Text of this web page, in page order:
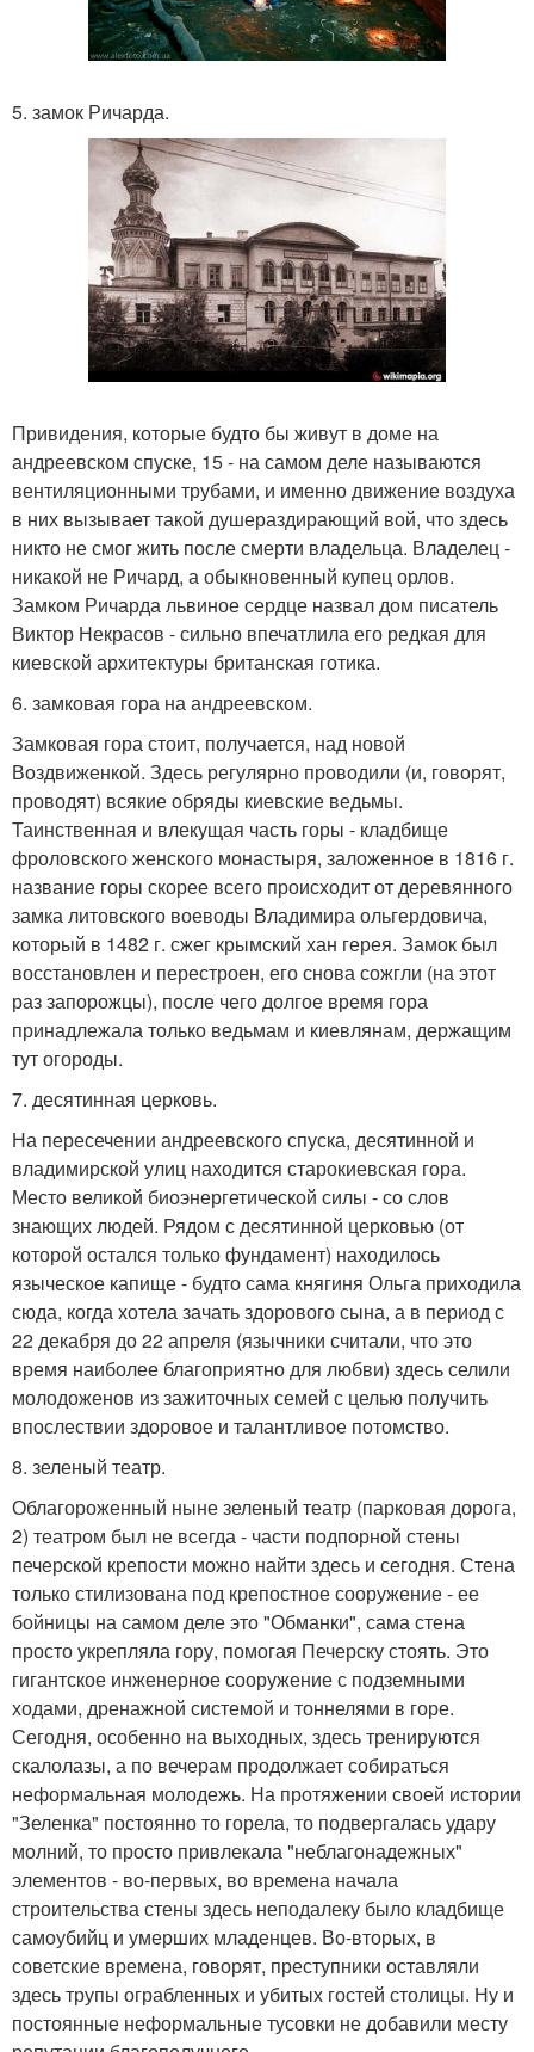
5. замок Ричарда.
Привидения, которые будто бы живут в доме на
андреевском спуске, 15 - на самом деле называются
вентиляционными трубами, и именно движение воздуха
в них вызывает такой душераздирающий вой, что здесь
никто не смог жить после смерти владельца. Владелец -
никакой не Ричард, а обыкновенный купец орлов.
Замком Ричарда львиное сердце назвал дом писатель
Виктор Некрасов - сильно впечатлила его редкая для
киевской архитектуры британская готика.
6. замковая гора на андреевском.
Замковая гора стоит, получается, над новой
Воздвиженкой. Здесь регулярно проводили (и, говорят,
проводят) всякие обряды киевские ведьмы.
Таинственная и влекущая часть горы - кладбище
фроловского женского монастыря, заложенное в 1816 г.
название горы скорее всего происходит от деревянного
замка литовского воеводы Владимира ольгердовича,
который в 1482 г. сжег крымский хан герея. Замок был
восстановлен и перестроен, его снова сожгли (на этот
раз запорожцы), после чего долгое время гора
принадлежала только ведьмам и киевлянам, держащим
тут огороды.
7. десятинная церковь.
На пересечении андреевского спуска, десятинной и
владимирской улиц находится старокиевская гора.
Место великой биоэнергетической силы - со слов
знающих людей. Рядом с десятинной церковью (от
которой остался только фундамент) находилось
языческое капище - будто сама княгиня Ольга приходила
сюда, когда хотела зачать здорового сына, а в период с
22 декабря до 22 апреля (язычники считали, что это
время наиболее благоприятно для любви) здесь селили
молодоженов из зажиточных семей с целью получить
впослествии здоровое и талантливое потомство.
8. зеленый театр.
Облагороженный ныне зеленый театр (парковая дорога,
2) театром был не всегда - части подпорной стены
печерской крепости можно найти здесь и сегодня. Стена
только стилизована под крепостное сооружение - ее
бойницы на самом деле это "Обманки", сама стена
просто укрепляла гору, помогая Печерску стоять. Это
гигантское инженерное сооружение с подземными
ходами, дренажной системой и тоннелями в горе.
Сегодня, особенно на выходных, здесь тренируются
скалолазы, а по вечерам продолжает собираться
неформальная молодежь. На протяжении своей истории
"Зеленка" постоянно то горела, то подвергалась удару
молний, то просто привлекала "неблагонадежных"
элементов - во-первых, во времена начала
строительства стены здесь неподалеку было кладбище
самоубийц и умерших младенцев. Во-вторых, в
советские времена, говорят, преступники оставляли
здесь трупы ограбленных и убитых гостей столицы. Ну и
постоянные неформальные тусовки не добавили месту